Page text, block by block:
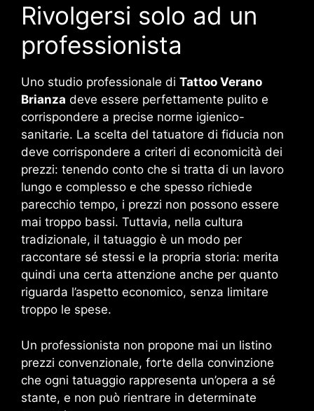
Rivolgersi solo ad un
professionista
Uno studio professionale di Tattoo Verano
Brianza deve essere perfettamente pulito e
corrispondere a precise norme igienico-
sanitarie. La scelta del tatuatore di fiducia non
deve corrispondere a criteri di economicità dei
prezzi: tenendo conto che si tratta di un lavoro
lungo e complesso e che spesso richiede
parecchio tempo, i prezzi non possono essere
mai troppo bassi. Tuttavia, nella cultura
tradizionale, il tatuaggio è un modo per
raccontare sé stessi e la propria storia: merita
quindi una certa attenzione anche per quanto
riguarda l’aspetto economico, senza limitare
troppo le spese.
Un professionista non propone mai un listino
prezzi convenzionale, forte della convinzione
che ogni tatuaggio rappresenta un’opera a sé
stante, e non può rientrare in determinate